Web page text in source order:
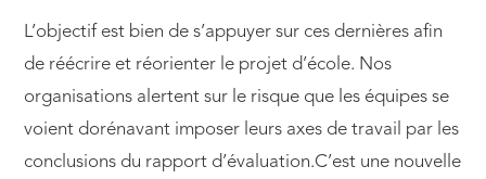
L’objectif est bien de s’appuyer sur ces dernières afin
de réécrire et réorienter le projet d’école. Nos
organisations alertent sur le risque que les équipes se
voient dorénavant imposer leurs axes de travail par les
conclusions du rapport d’évaluation.C’est une nouvelle